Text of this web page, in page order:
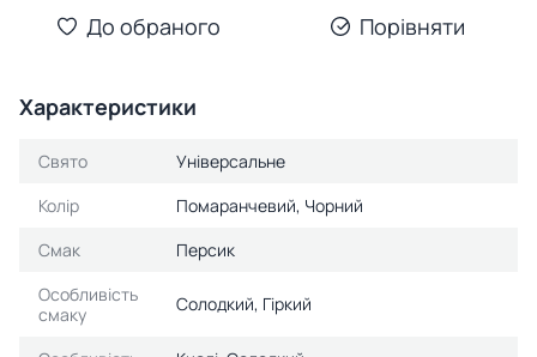
До обраного Порівняти
Характеристики
Свято
Універсальне
Колір
Помаранчевий, Чорний
Смак
Персик
Особливість
смаку
Солодкий, Гіркий